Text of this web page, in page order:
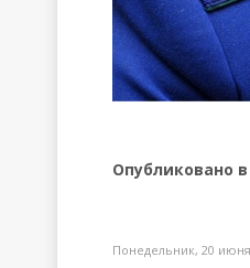
Опубликовано в
Понедельник, 20 июня